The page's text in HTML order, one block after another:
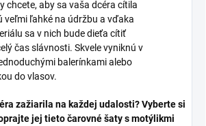
chcete, aby sa vaša dcéra cítila
veľmi ľahké na údržbu a vďaka
sa v nich bude dieťa cítiť
čas slávnosti. Skvele vyniknú v
balerínkami alebo
do vlasov.
zažiarila na každej udalosti? Vyberte si
jej tieto čarovné šaty s motýlikmi